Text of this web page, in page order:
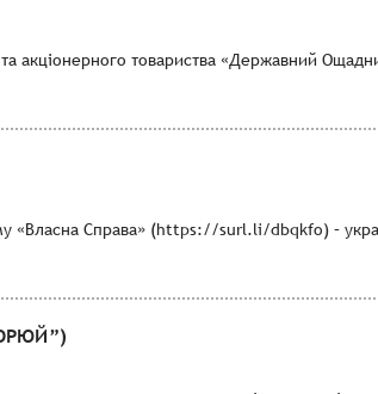
та акціонерного товариства «Державний
«Власна Справа» (https://surl.li/dbqkfo) –